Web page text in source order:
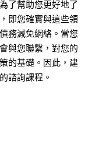
了幫助您更好地了
即您確實與這些領
務減免網絡。當您
與您聯繫，對您的
的基礎。因此，建
諮詢課程。